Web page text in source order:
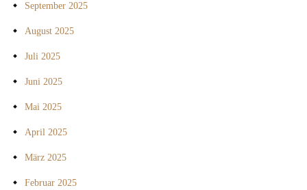
September 2025
August 2025
Juli 2025
Juni 2025
Mai 2025
April 2025
März 2025
Februar 2025